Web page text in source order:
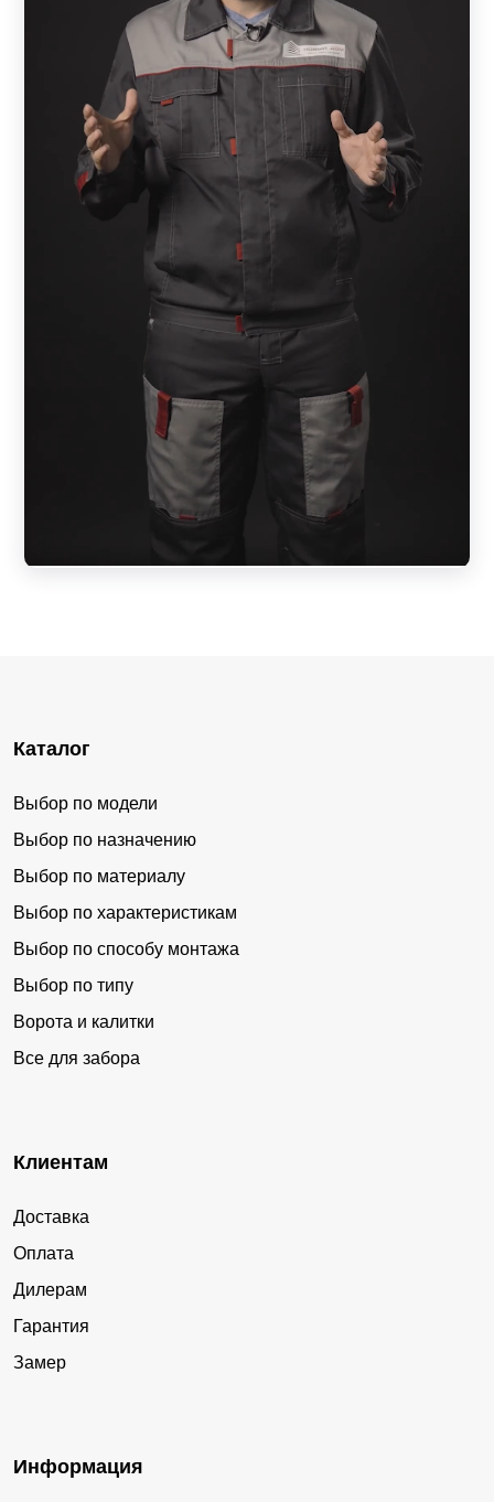
Каталог
Выбор по модели
Выбор по назначению
Выбор по материалу
Выбор по характеристикам
Выбор по способу монтажа
Выбор по типу
Ворота и калитки
Все для забора
Клиентам
Доставка
Оплата
Дилерам
Гарантия
Замер
Информация